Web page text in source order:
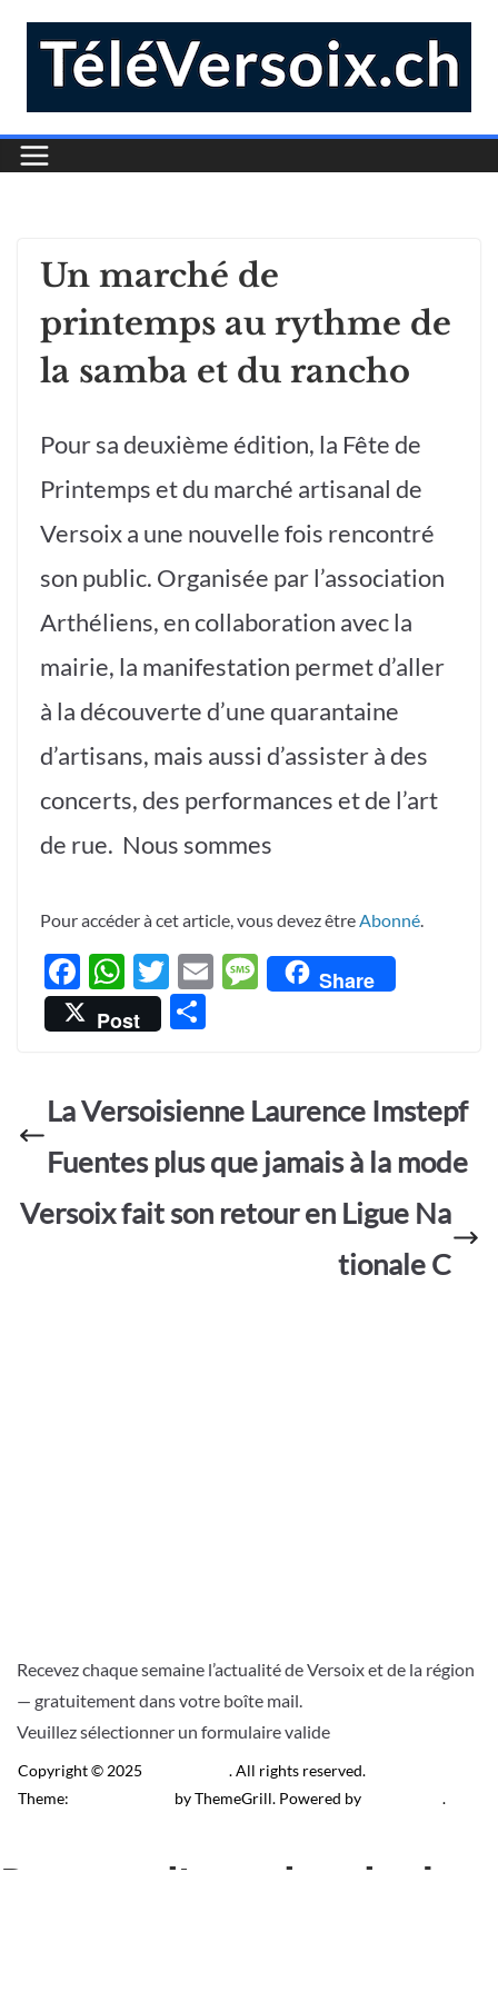
Un marché de
printemps au rythme de
la samba et du rancho
Pour sa deuxième édition, la Fête de
Printemps et du marché artisanal de
Versoix a une nouvelle fois rencontré
son public. Organisée par l’association
Arthéliens, en collaboration avec la
mairie, la manifestation permet d’aller
à la découverte d’une quarantaine
d’artisans, mais aussi d’assister à des
concerts, des performances et de l’art
de rue. Nous sommes
Pour accéder à cet article, vous devez être Abonné
F
ac
e
o
o
k
W
h
at
A
p
p
T
w
itt
E
M
es
e
Share
Post
g
er
La Versoisienne Laurence Imstepf
Fuentes plus que jamais à la mode
Versoix fait son retour en Ligue Na
tionale C
Recevez chaque semaine l’actualité de Versoix et de la région
— gratuitement dans votre boîte mail.
Veuillez sélectionner un formulaire valide
Copyright © 2025
. All rights reserved.
Theme:
by ThemeGrill. Powered by .
Recevez l’actu locale de